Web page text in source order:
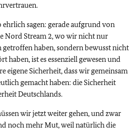
ehrlich sagen: gerade aufgrund von
Nord Stream 2, wo wir nicht nur
getroffen haben, sondern bewusst nicht
haben, ist es essenziell gewesen und
eigene Sicherheit, dass wir gemeinsam
gemacht haben: die Sicherheit
Deutschlands.
wir jetzt weiter gehen, und zwar
noch mehr Mut, weil natürlich die